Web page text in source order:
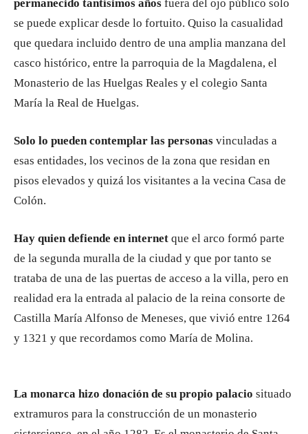
permanecido tantísimos años fuera del ojo público solo
se puede explicar desde lo fortuito. Quiso la casualidad
que quedara incluido dentro de una amplia manzana del
casco histórico, entre la parroquia de la Magdalena, el
Monasterio de las Huelgas Reales y el colegio Santa
María la Real de Huelgas.
Solo lo pueden contemplar las personas vinculadas a
esas entidades, los vecinos de la zona que residan en
pisos elevados y quizá los visitantes a la vecina Casa de
Colón.
Hay quien defiende en internet que el arco formó parte
de la segunda muralla de la ciudad y que por tanto se
trataba de una de las puertas de acceso a la villa, pero en
realidad era la entrada al palacio de la reina consorte de
Castilla María Alfonso de Meneses, que vivió entre 1264
y 1321 y que recordamos como María de Molina.
La monarca hizo donación de su propio palacio situado
extramuros para la construcción de un monasterio